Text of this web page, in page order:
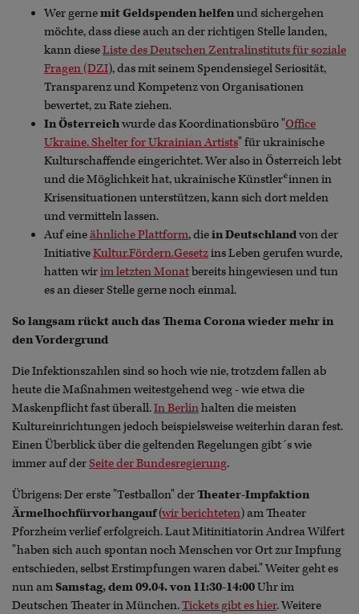
Wer gernemit Geldspenden helfenund sichergehen
möchte, dass diese auch an der richtigen Stelle landen,
kann dieseListe des Deutschen Zentralinstituts für soziale
Fragen (DZI), das mit seinem Spendensiegel Seriosität,
Transparenz und Kompetenz von Organisationen
bewertet, zu Rate ziehen.
In Österreichwurde das Koordinationsbüro "Office
Ukraine. Shelter for Ukrainian Artists" für ukrainische
Kulturschaffende eingerichtet. Wer also in Österreich lebt
und die Möglichkeit hat, ukrainische Künstler*innen in
Krisensituationen unterstützen, kann sich dort melden
und vermitteln lassen.
Auf eineähnliche Plattform, diein Deutschlandvon der
InitiativeKultur.Fördern.Gesetzins Leben gerufen wurde,
hatten wirim letzten Monatbereits hingewiesen und tun
es an dieser Stelle gerne noch einmal.
So langsam rückt auch das Thema Corona wieder mehr in
den Vordergrund
Die Infektionszahlen sind so hoch wie nie, trotzdem fallen ab
heute die Maßnahmen weitestgehend weg - wie etwa die
Maskenpflicht fast überall.In Berlinhalten die meisten
Kultureinrichtungen jedoch beispielsweise weiterhin daran fest.
Einen Überblick über die geltenden Regelungen gibt´s wie
immer auf derSeite der Bundesregierung.
Übrigens: Der erste "Testballon" derTheater-Impfaktion
Ärmelhochfürvorhangauf(wir berichteten) am Theater
Pforzheim verlief erfolgreich. Laut Mitinitiatorin Andrea Wilfert
"haben sich auch spontan noch Menschen vor Ort zur Impfung
entschieden, selbst Erstimpfungen waren dabei." Weiter geht es
nun amSamstag, dem 09.04. von 11:30-14:00Uhr im
Deutschen Theater in München.Tickets gibt es hier. Weitere